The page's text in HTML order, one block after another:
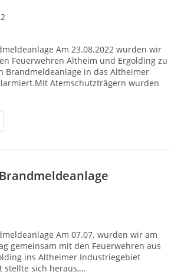
Am 23.08.2022 wurden wir
Feuerwehren Altheim und Ergolding zu
Brandmeldeanlage in das Altheimer
Atemschutzträgern wurden
Am 07.07. wurden wir am
gemeinsam mit den Feuerwehren aus
ins Altheimer Industriegebiet
stellte sich heraus,…